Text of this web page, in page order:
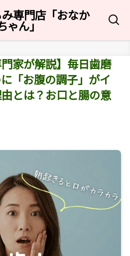
専門店「おなか
ゃん」
門家が解説】毎日歯磨
「お腹の調子」がイ
とは？お口と腸の意